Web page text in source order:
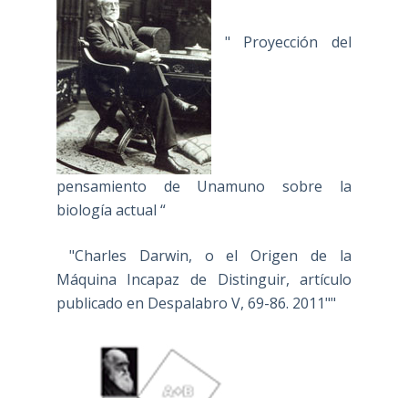
" Proyección del
pensamiento de Unamuno sobre la
biología actual “
"Charles Darwin, o el Origen de la
Máquina Incapaz de Distinguir, artículo
publicado en Despalabro V, 69-86. 2011""